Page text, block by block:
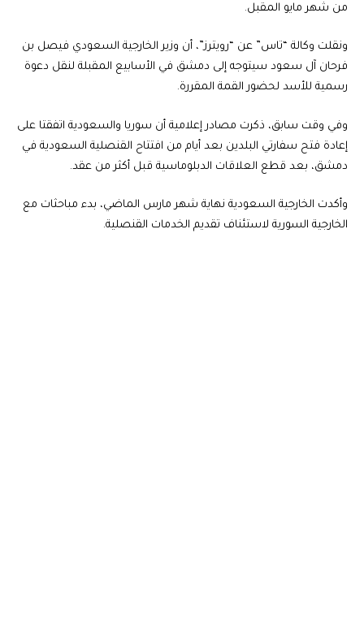
من شهر مايو المقبل.
ونقلت وكالة “تاس” عن “رويترز”، أن وزير الخارجية السعودي فيصل بن
فرحان آل سعود سيتوجه إلى دمشق في الأسابيع المقبلة لنقل دعوة
رسمية للأسد لحضور القمة المقررة.
وفي وقت سابق، ذكرت مصادر إعلامية أن سوريا والسعودية اتفقتا على
إعادة فتح سفارتي البلدين بعد أيام من افتتاح القنصلية السعودية في
دمشق، بعد قطع العلاقات الدبلوماسية قبل أكثر من عقد.
وأكدت الخارجية السعودية نهاية شهر مارس الماضي، بدء مباحثات مع
الخارجية السورية لاستئناف تقديم الخدمات القنصلية.